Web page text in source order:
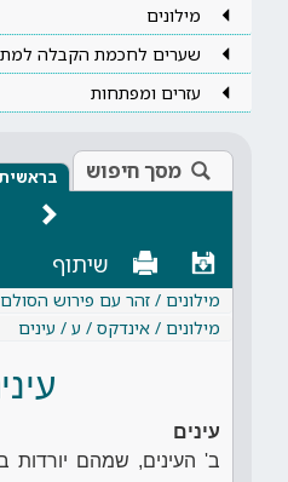
מילונים
שערים לחכמת הקבלה
עזרים ומפתחות
מסך חיפוש
שיתוף
מילונים / זהר עם פירוש
מילונים / אינדקס / ע / עינים
עינים
ב' העינים, שמהם יורדות